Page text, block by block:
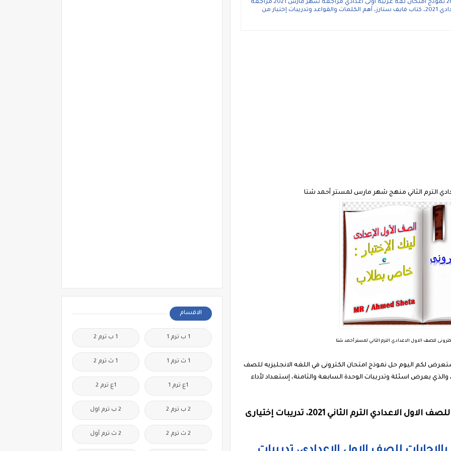
عربية للصف الاول الاعدادي الابتدائي الترم الثاني، 20 نموذج امتحان لغة عربية أولى اعدادي مراجعة شهر مارس 2021.مراجعة
شهر مارس في اللغه الانجليزيه للصف الاول الاعدادي 2021، كتاب فايف ستارز، أهم الكلمات والقواعد وتدريبات إختبار من
الترم الثاني منهج شهر مارس لمستر أحمد شتا
للصف الاول الاعدادي الترم الثاني لمستر أحمد شتا
لكم اليوم حل نموذج امتحان الكترونى في اللغه الانجليزيه للصف
يعرض اسئلة وتدريبات الوحدة السابعة والثامنة، إستعداد لأداء
مراجعات شهر أبريل في اللغه الانجليزيه للصف الاول الاعدادي الترم الثاني 2021، تدريبات إختيارى
الاقسام
1 ب ترم 1 1 ب ترم 2
1 ث ترم 1 1 ث ترم 2
1ع ترم 1 1ع ترم 2
2 ب ترم 2 2 ب ترم اول
2 ث ترم 2 2 ث ترم أول